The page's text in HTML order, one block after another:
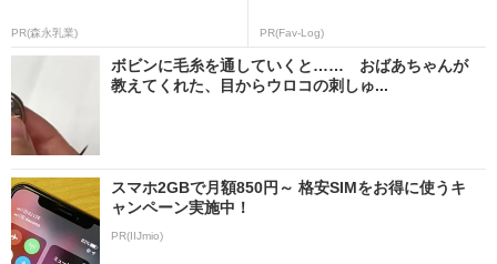
PR(森永乳業) PR(Fav-Log)
ボビンに毛糸を通していくと…… おばあちゃんが
教えてくれた、目からウロコの刺しゅ...
スマホ2GBで月額850円～ 格安SIMをお得に使うキ
ャンペーン実施中！
PR(IIJmio)